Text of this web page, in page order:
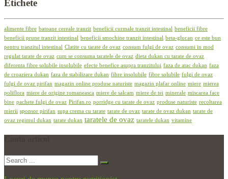
Etichete
alimente fibre batoane cereale tranzit beneficii curmale tranzit intestinal beneficii fibre
beneficii prune tranzit intestinal beneficii smochine tranzit intestinal beta-glucan ce este bun
pentru tranzitul intestinal Clatite cu tarate de ovaz consum fulgi de ovaz consumi in mod
regulat tarate de ovaz cum se consuma taratele de ovaz dieta dukan cu tarate de ovaz
diferenta fibre solubile insolubile efecte benefice asupra tranzitului faza de atac dukan faza
de croaziera dukan faza de stabilizare dukan fibre insolubile fibre solubile fulgi de ovaz
fulgi de ovaz pirifan magazin online produse naturiste magazin plafar online miere mierea
poliflora miere de origine romaneasca miere de salcam miere de tei minerale miscarea face
bine pachete fulgi de ovaz Pirifan.ro porridge cu tarate de ovaz produse naturiste recoltarea
mierii sponsor pirifan supa crema cu tarate tarate de ovaz tarate de ovaz dukan tarate de
ovaz regimul dukan tarate dukan taratele de ovaz taratele dukan vitamine